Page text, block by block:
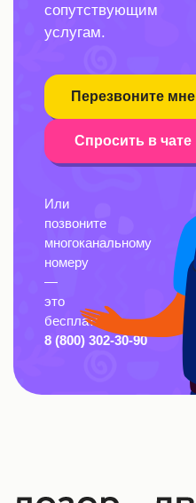
сопутствующим
услугам.
Перезвоните мне
Спросить в чате
Или
позвоните
многоканальному
номеру
—
это
бесплатно:
8 (800) 302-30-90